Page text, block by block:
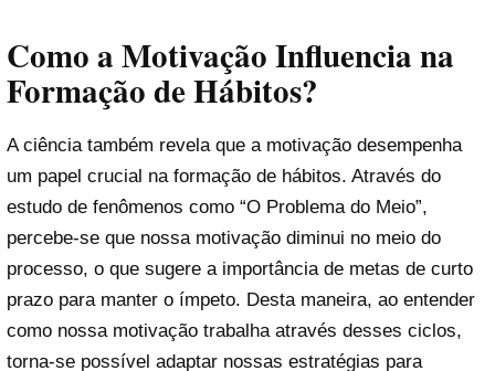
Como a Motivação Influencia na
Formação de Hábitos?
A ciência também revela que a motivação desempenha
um papel crucial na formação de hábitos. Através do
estudo de fenômenos como “O Problema do Meio”,
percebe-se que nossa motivação diminui no meio do
processo, o que sugere a importância de metas de curto
prazo para manter o ímpeto. Desta maneira, ao entender
como nossa motivação trabalha através desses ciclos,
torna-se possível adaptar nossas estratégias para